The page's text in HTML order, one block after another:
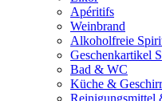
Apéritifs
Weinbrand
Alkoholfreie
Geschenkartikel
Bad & WC
Küche & Geschirr
Reinigungsmittel